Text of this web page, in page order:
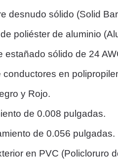
desnudo sólido (Solid
poliéster de aluminio
estañado sólido de 24
en
y Rojo.
de 0.008 pulgadas.
de 0.056 pulgadas.
en PVC (Policloruro